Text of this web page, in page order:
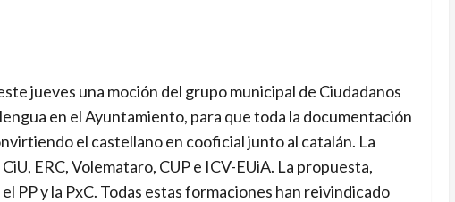
jueves una moción del grupo municipal de Ciudadanos
en el Ayuntamiento, para que toda la documentación
el castellano en cooficial junto al catalán. La
ERC, Volemataro, CUP e ICV-EUiA. La propuesta,
PP y la PxC. Todas estas formaciones han reivindicado